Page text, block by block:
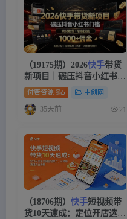
（19175期）2026快手带货
新项目｜碾压抖音小红书门
槛，素材制作+精准投流，
无需开店，无需售后，新手
一天佣金1000+
付费资源 5 中创网
35天前 21
（18706期） 快手短视频带
货10天速成：定位开店选品